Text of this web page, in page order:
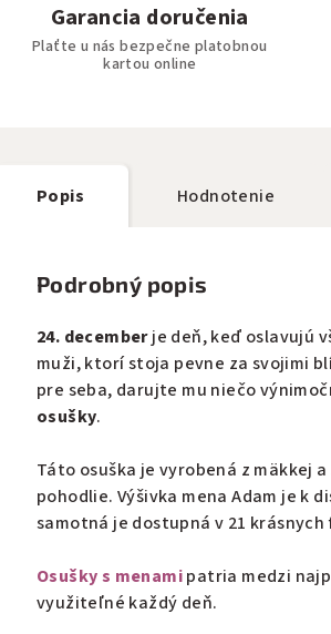
Garancia doručenia
Plaťte u nás bezpečne platobnou
kartou online
Popis Hodnotenie
Podrobný popis
24. decemberje deň, keď oslavujú
muži, ktorí stoja pevne za svojimi
pre seba, darujte mu niečo
osušky.
Táto osuška je vyrobená z mäkkej
pohodlie. Výšivka mena Adam je k
samotná je dostupná v 21
Osušky s menamipatria medzi
využiteľné každý deň.